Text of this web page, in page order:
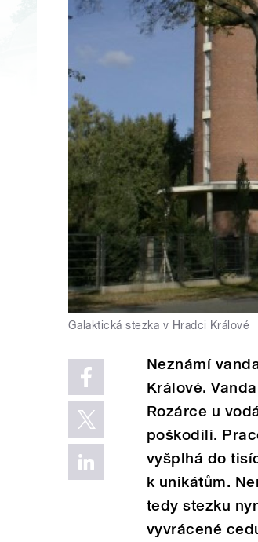
Galaktická stezka v Hradci Králové
Neznámí
Králové.
Rozárce u
poškodili.
vyšplhá do
k unikátům.
tedy stezku
vyvrácené